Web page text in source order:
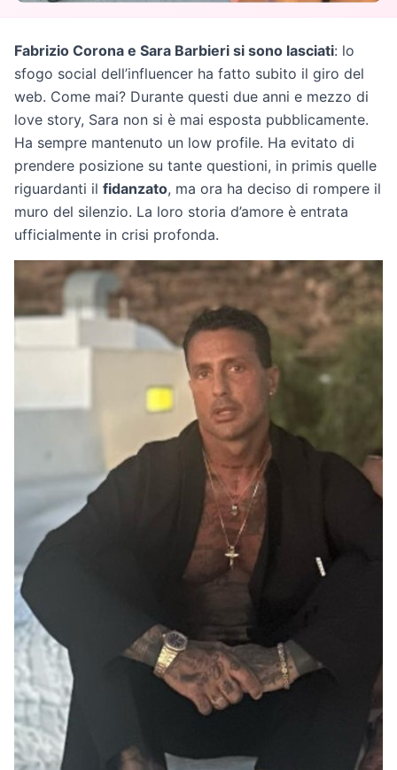
Fabrizio Corona e Sara Barbieri si sono lasciati: lo
sfogo social dell’influencer ha fatto subito il giro del
web. Come mai? Durante questi due anni e mezzo di
love story, Sara non si è mai esposta pubblicamente.
Ha sempre mantenuto un low profile. Ha evitato di
prendere posizione su tante questioni, in primis quelle
riguardanti il fidanzato, ma ora ha deciso di rompere il
muro del silenzio. La loro storia d’amore è entrata
ufficialmente in crisi profonda.